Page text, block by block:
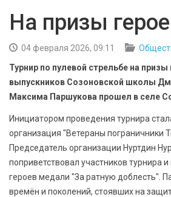
На призы
04 февраля 2026, 09:11
Турнир по пулевой стрельбе на
выпускников Созоновской школы
Максима Паршукова прошел в селе
Инициатором проведения турнира
организация "Ветераны пограничники
Председатель организации Нуртдин
поприветствовал участников турнира
героев медали "За ратную доблесть".
времён и поколений, стоявших на